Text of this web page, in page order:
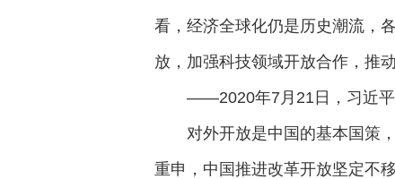
看，经济全球化仍是历史潮流，
放，加强科技领域开放合作，推
——2020年7月21日，习近
对外开放是中国的基本国策
重申，中国推进改革开放坚定不